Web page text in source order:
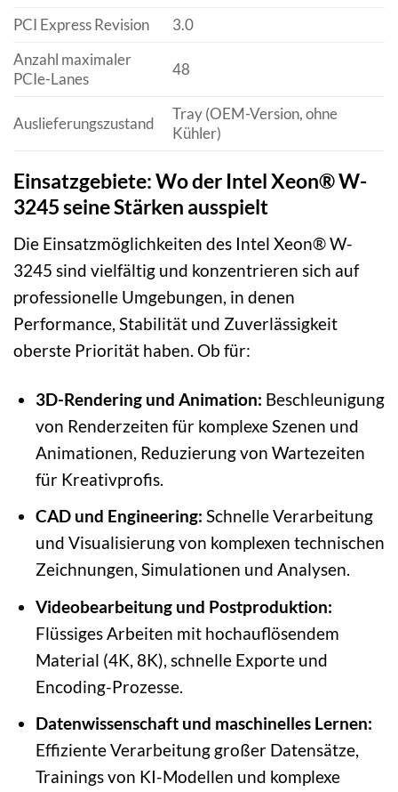
PCI Express Revision
3.0
Anzahl maximaler
PCIe-Lanes
48
Auslieferungszustand
Tray (OEM-Version, ohne
Kühler)
Einsatzgebiete: Wo der Intel Xeon® W-
3245 seine Stärken ausspielt
Die Einsatzmöglichkeiten des Intel Xeon® W-
3245 sind vielfältig und konzentrieren sich auf
professionelle Umgebungen, in denen
Performance, Stabilität und Zuverlässigkeit
oberste Priorität haben. Ob für:
3D-Rendering und Animation: Beschleunigung
von Renderzeiten für komplexe Szenen und
Animationen, Reduzierung von Wartezeiten
für Kreativprofis.
CAD und Engineering: Schnelle Verarbeitung
und Visualisierung von komplexen technischen
Zeichnungen, Simulationen und Analysen.
Videobearbeitung und Postproduktion:
Flüssiges Arbeiten mit hochauflösendem
Material (4K, 8K), schnelle Exporte und
Encoding-Prozesse.
Datenwissenschaft und maschinelles Lernen:
Effiziente Verarbeitung großer Datensätze,
Trainings von KI-Modellen und komplexe